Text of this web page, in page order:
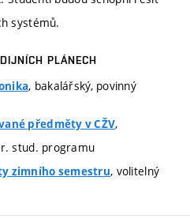
systémů.
PLÁNECH
, bakalářský, povinný
předměty v CŽV,
stud. programu
zimního semestru, volitelný